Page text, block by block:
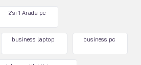
2'si 1 Arada pc
business laptop business pc